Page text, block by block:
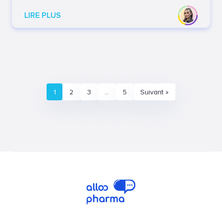
LIRE PLUS
1 2 3 … 5 Suivant »